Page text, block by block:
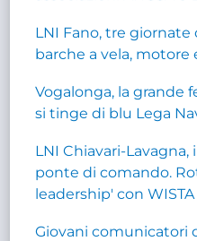
LNI Fano, tre
barche a vela, motore
Vogalonga, la grande
si tinge di blu Lega
LNI Chiavari-
ponte di comando.
leadership' con
Giovani comunicatori